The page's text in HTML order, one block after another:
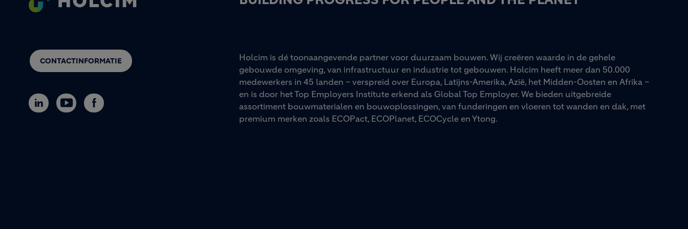
CONTACTINFORMATIE
Holcim is dé toonaangevende partner voor duurzaam bouwen. Wij creëren waarde in de gehele
gebouwde omgeving, van infrastructuur en industrie tot gebouwen. Holcim heeft meer dan 50.000
medewerkers in 45 landen – verspreid over Europa, Latijns-Amerika, Azië, het Midden-Oosten en Afrika –
en is door het Top Employers Institute erkend als Global Top Employer. We bieden uitgebreide
assortiment bouwmaterialen en bouwoplossingen, van funderingen en vloeren tot wanden en dak, met
premium merken zoals ECOPact, ECOPlanet, ECOCycle en Ytong.